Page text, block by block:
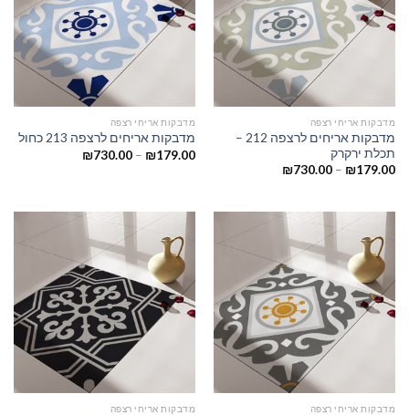
מדבקות אריחי רצפה
מדבקות אריחים לרצפה 212 –
תכלת ירקרק
₪179.00
–
₪730.00
מדבקות אריחי רצפה
מדבקות אריחים לרצפה 213 כחול
₪179.00
–
₪730.00
מדבקות אריחי רצפה מדבקות אריחי רצפה